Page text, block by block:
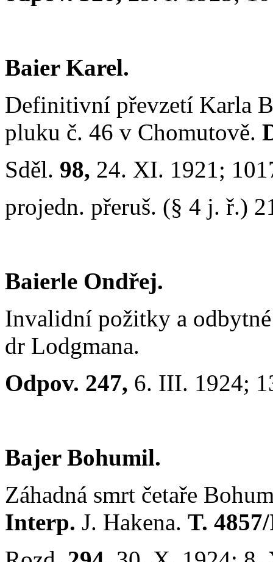
Baier Karel.
Definitivní převzetí Karla
pluku č. 46 v Chomutově.
Sděl. 98, 24. XI. 1921;
projedn. přeruš. (§ 4 j. ř.)
Baierle Ondřej.
Invalidní požitky a
dr Lodgmana.
Odpov. 247, 6. III. 1924;
Bajer Bohumil.
Záhadná smrt četaře
Interp. J. Hakena. T.